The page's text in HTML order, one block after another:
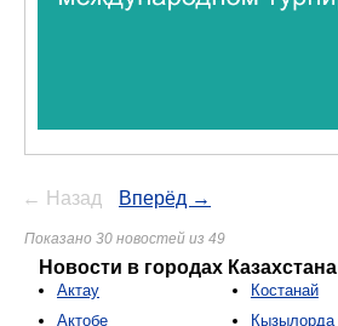
← Назад Вперёд →
Показано 30 новостей из 49
Новости в городах Казахстана
Актау
Актобе
Костанай
Кызылорда